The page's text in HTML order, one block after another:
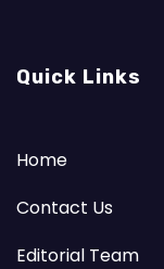
Quick Links
Home
Contact Us
Editorial Team